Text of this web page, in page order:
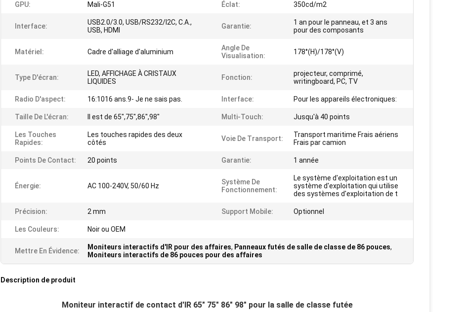
GPU: Mali-G51 Éclat: 350cd/m2
Interface:
USB2.0/3.0, USB/RS232/I2C, C.A.,
USB, HDMI
Garantie:
1 an pour le panneau, et 3 ans
pour des composants
Matériel: Cadre d'alliage d'aluminium
Angle De
Visualisation:
178°(H)/178°(V)
Type D'écran:
LED, AFFICHAGE À CRISTAUX
LIQUIDES
Fonction:
projecteur, comprimé,
writingboard, PC, TV
Radio D'aspect: 16:1016 ans.9- Je ne sais pas. Interface: Pour les appareils électroniques:
Taille De L'écran: Il est de 65",75",86",98" Multi-Touch: Jusqu'à 40 points
Les Touches
Rapides:
Les touches rapides des deux
côtés
Voie De Transport:
Transport maritime Frais aériens
Frais par camion
Points De Contact: 20 points Garantie: 1 année
Énergie: AC 100-240V, 50/60 Hz
Système De
Fonctionnement:
Le système d'exploitation est un
système d'exploitation qui utilise
des systèmes d'exploitation de t
Précision: 2 mm Support Mobile: Optionnel
Les Couleurs: Noir ou OEM
Mettre En Évidence: Moniteurs interactifs d'IR pour des affaires, Panneaux futés de salle de classe de 86 pouces,
Moniteurs interactifs de 86 pouces pour des affaires
Description de produit
Moniteur interactif de contact d'IR 65" 75" 86" 98" pour la salle de classe futée